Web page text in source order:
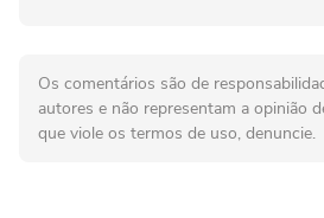
Os comentários são de
autores e não representam a opinião
que viole os termos de uso, denuncie.